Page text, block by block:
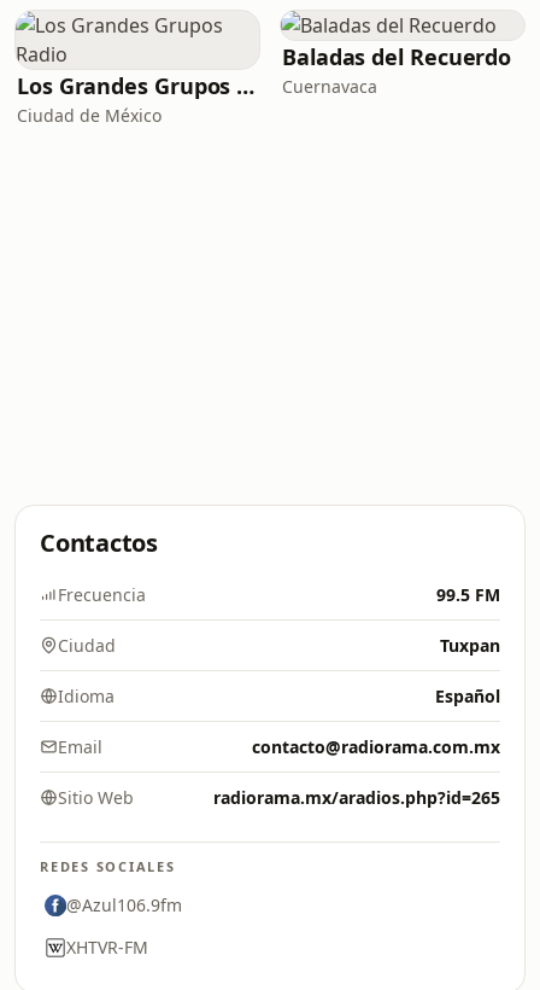
Los Grandes Grupos Radio
Ciudad de México
Baladas del Recuerdo
Cuernavaca
Contactos
Frecuencia 99.5 FM
Ciudad Tuxpan
Idioma Español
Email contacto@radiorama.com.mx
Sitio Web radiorama.mx/aradios.php?id=265
REDES SOCIALES
@Azul106.9fm
XHTVR-FM